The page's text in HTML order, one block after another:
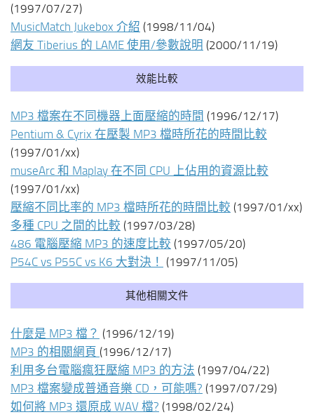
(1997/07/27)
MusicMatch Jukebox 介紹 (1998/11/04)
網友 Tiberius 的 LAME 使用/參數說明 (2000/11/19)
效能比較
MP3 檔案在不同機器上面壓縮的時間 (1996/12/17)
Pentium & Cyrix 在壓製 MP3 檔時所花的時間比較
(1997/01/xx)
museArc 和 Maplay 在不同 CPU 上佔用的資源比較
(1997/01/xx)
壓縮不同比率的 MP3 檔時所花的時間比較 (1997/01/xx)
多種 CPU 之間的比較 (1997/03/28)
486 電腦壓縮 MP3 的速度比較 (1997/05/20)
P54C vs P55C vs K6 大對決！ (1997/11/05)
其他相關文件
什麼是 MP3 檔？ (1996/12/19)
MP3 的相關網頁 (1996/12/17)
利用多台電腦瘋狂壓縮 MP3 的方法 (1997/04/22)
MP3 檔案變成普通音樂 CD，可能嗎? (1997/07/29)
如何將 MP3 還原成 WAV 檔? (1998/02/24)